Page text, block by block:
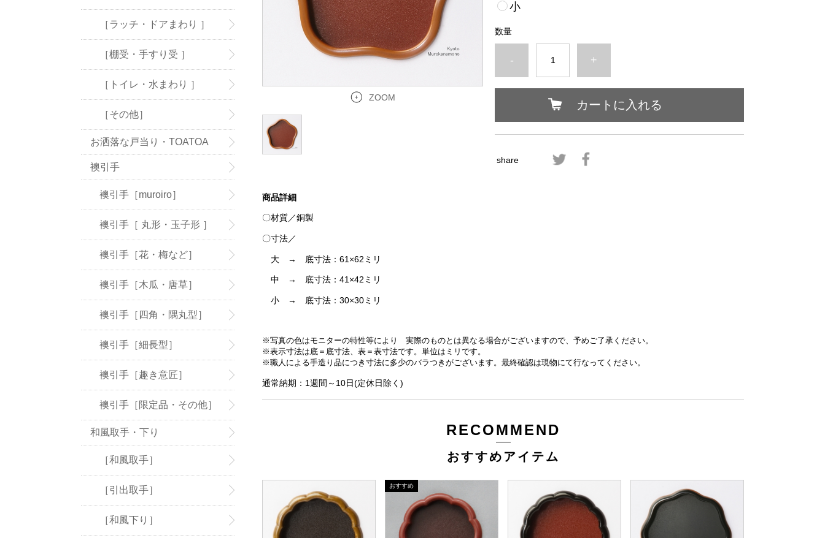
ZOOM
小
数量
- +
カートに入れる
share
商品詳細
〇材質／銅製
〇寸法／
大 → 底寸法：61×62ミリ
中 → 底寸法：41×42ミリ
小 → 底寸法：30×30ミリ
※写真の色はモニターの特性等により 実際のものとは異なる場合がございますので、予めご了承ください。
※表示寸法は底＝底寸法、表＝表寸法です。単位はミリです。
※職人による手造り品につき寸法に多少のバラつきがございます。最終確認は現物にて行なってください。
通常納期：1週間～10日(定休日除く)
RECOMMEND
おすすめアイテム
［ラッチ・ドアまわり ］
［棚受・手すり受 ］
［トイレ・水まわり ］
［その他］
お洒落な戸当り・TOATOA
襖引手
襖引手［muroiro］
襖引手［ 丸形・玉子形 ］
襖引手［花・梅など］
襖引手［木瓜・唐草］
襖引手［四角・隅丸型］
襖引手［細長型］
襖引手［趣き意匠］
襖引手［限定品・その他］
和風取手・下り
［和風取手］
［引出取手］
［和風下り］